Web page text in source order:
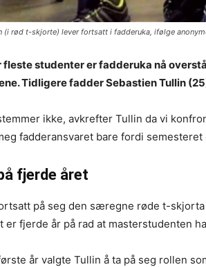
(i rød t-skjorte) lever fortsatt i fadderuka, ifølge
fleste studenter er fadderuka nå
Tidligere fadder Sebastien Tullin
ikke, avkrefter Tullin da vi
fadderansvaret bare fordi
fjerde året
på seg den særegne røde t-
er fjerde år på rad at masterstudenten
år valgte Tullin å ta på seg rollen